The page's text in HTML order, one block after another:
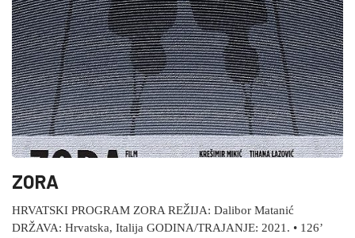
ZORA
HRVATSKI PROGRAM ZORA REŽIJA: Dalibor Matanić
DRŽAVA: Hrvatska, Italija GODINA/TRAJANJE: 2021. • 126’